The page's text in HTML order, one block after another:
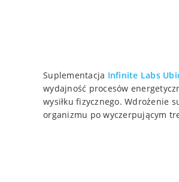
Suplementacja Infinite Labs
wydajność procesów
wysiłku fizycznego. Wdrożenie
organizmu po wyczerpującym